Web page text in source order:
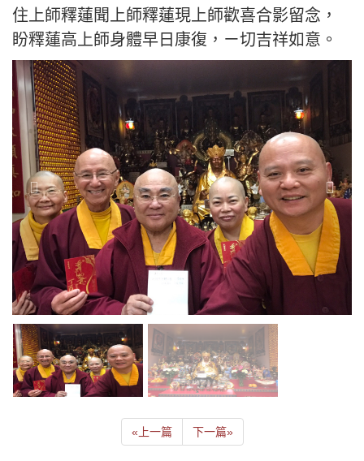
住上師釋蓮聞上師釋蓮現上師歡喜合影留念，
盼釋蓮高上師身體早日康復，ㄧ切吉祥如意。
« 上一篇 下一篇»